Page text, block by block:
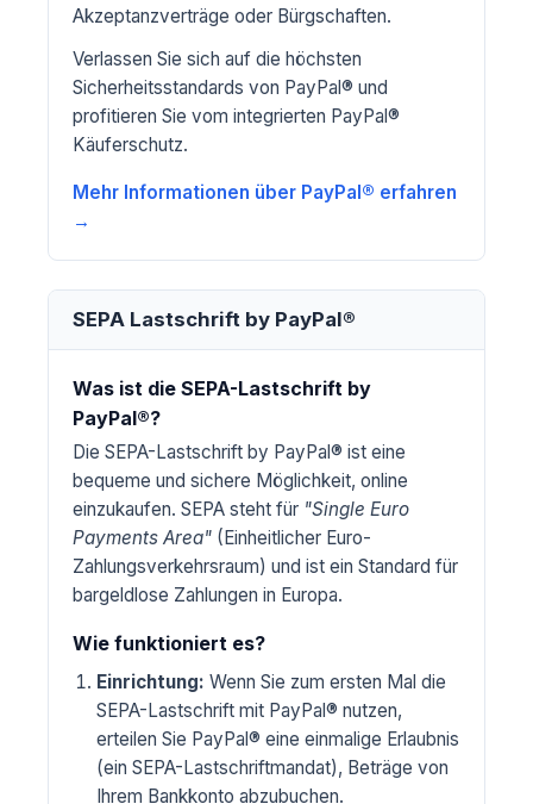
Akzeptanzverträge oder Bürgschaften.
Verlassen Sie sich auf die höchsten
Sicherheitsstandards von PayPal® und
profitieren Sie vom integrierten PayPal®
Käuferschutz.
Mehr Informationen über PayPal® erfahren
→
SEPA Lastschrift by PayPal®
Was ist die SEPA-Lastschrift by
PayPal®?
Die SEPA-Lastschrift by PayPal® ist eine
bequeme und sichere Möglichkeit, online
einzukaufen. SEPA steht für "Single Euro
Payments Area" (Einheitlicher Euro-
Zahlungsverkehrsraum) und ist ein Standard für
bargeldlose Zahlungen in Europa.
Wie funktioniert es?
Einrichtung: Wenn Sie zum ersten Mal die
SEPA-Lastschrift mit PayPal® nutzen,
erteilen Sie PayPal® eine einmalige Erlaubnis
(ein SEPA-Lastschriftmandat), Beträge von
Ihrem Bankkonto abzubuchen.